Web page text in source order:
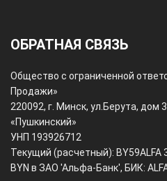
ОБРАТНАЯ СВЯЗЬ
Общество с ограниченной
Продажи»
220092, г. Минск, ул.Берута, дом
«Пушкинский»
УНП 193926712
Текущий (расчетный): BY59ALFA
BYN в ЗАО 'Альфа-Банк', БИК: